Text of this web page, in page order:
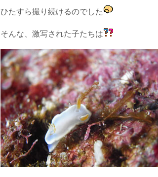
ひたすら撮り続けるのでした
そんな、激写された子たちは